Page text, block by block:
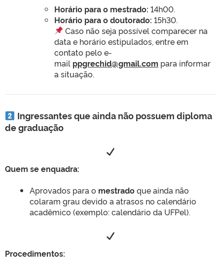
Horário para o mestrado: 14h00.
Horário para o doutorado: 15h30.
Caso não seja possível comparecer na
data e horário estipulados, entre em
contato pelo e-
mail ppgrechid@gmail.com para informar
a situação.
Ingressantes que ainda não possuem diploma
de graduação
Quem se enquadra:
Aprovados para o mestradoque ainda não
colaram grau devido a atrasos no calendário
acadêmico (exemplo: calendário da UFPel).
Procedimentos: